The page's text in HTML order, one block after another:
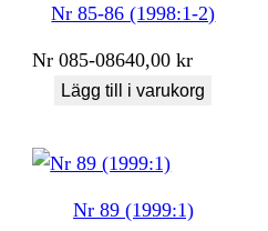
Nr 85-86 (1998:1-2)
Nr 085-08640,00kr
Lägg till i varukorg
Nr 89 (1999:1)